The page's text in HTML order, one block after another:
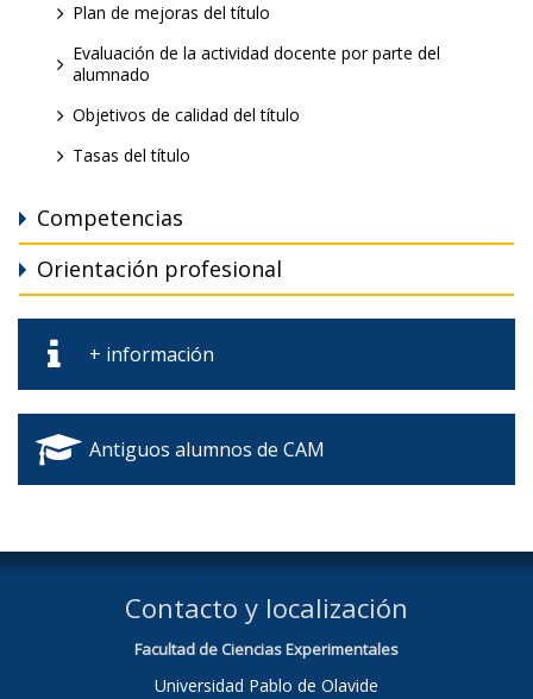
Plan de mejoras del título
Evaluación de la actividad docente por parte del
alumnado
Objetivos de calidad del título
Tasas del título
Competencias
Orientación profesional
+ información
Antiguos alumnos de CAM
Contacto y localización
Facultad de Ciencias Experimentales
Universidad Pablo de Olavide